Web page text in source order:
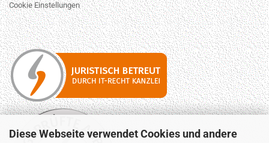
Diese Webseite verwendet Cookies und andere
Cookie Einstellungen